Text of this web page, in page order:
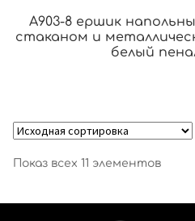
A903-8 ершик
стаканом и
белый
Показ всех 11 элементов